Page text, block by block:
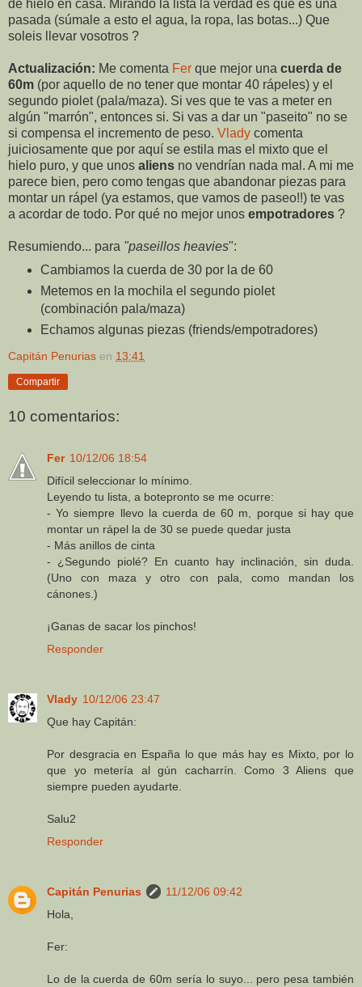
de hielo en casa. Mirando la lista la verdad es que es una
pasada (súmale a esto el agua, la ropa, las botas...) Que
soleis llevar vosotros ?
Actualización: Me comenta Fer que mejor una cuerda de
60m (por aquello de no tener que montar 40 rápeles) y el
segundo piolet (pala/maza). Si ves que te vas a meter en
algún "marrón", entonces si. Si vas a dar un "paseito" no se
si compensa el incremento de peso. Vlady comenta
juiciosamente que por aquí se estila mas el mixto que el
hielo puro, y que unos aliens no vendrían nada mal. A mi me
parece bien, pero como tengas que abandonar piezas para
montar un rápel (ya estamos, que vamos de paseo!!) te vas
a acordar de todo. Por qué no mejor unos empotradores ?
Resumiendo... para "paseillos heavies":
Cambiamos la cuerda de 30 por la de 60
Metemos en la mochila el segundo piolet
(combinación pala/maza)
Echamos algunas piezas (friends/empotradores)
Capitán Penurias en 13:41
Compartir
10 comentarios:
Fer 10/12/06 18:54
Difícil seleccionar lo mínimo.
Leyendo tu lista, a botepronto se me ocurre:
- Yo siempre llevo la cuerda de 60 m, porque si hay que
montar un rápel la de 30 se puede quedar justa
- Más anillos de cinta
- ¿Segundo piolé? En cuanto hay inclinación, sin duda.
(Uno con maza y otro con pala, como mandan los
cánones.)
¡Ganas de sacar los pinchos!
Responder
Vlady 10/12/06 23:47
Que hay Capitán:
Por desgracia en España lo que más hay es Mixto, por lo
que yo metería al gún cacharrín. Como 3 Aliens que
siempre pueden ayudarte.
Salu2
Responder
Capitán Penurias
11/12/06 09:42
Hola,
Fer:
Lo de la cuerda de 60m sería lo suyo... pero pesa también